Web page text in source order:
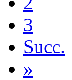
3
Succ.
»